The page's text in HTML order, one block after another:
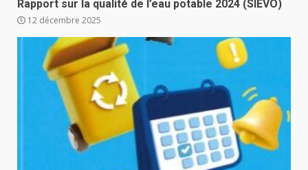
Rapport sur la qualité de l’eau potable 2024 (SIEVO)
12 décembre 2025